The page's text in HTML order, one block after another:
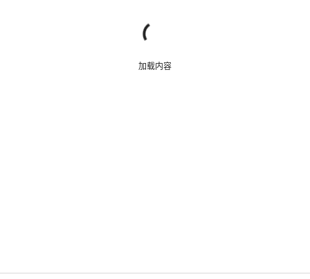
加载内容